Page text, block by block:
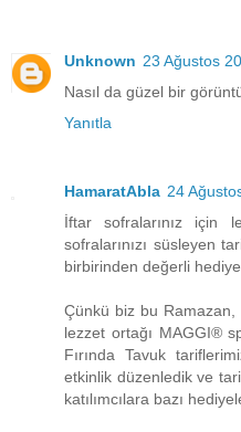
Unknown 23 Ağustos
Nasıl da güzel bir
Yanıtla
HamaratAbla 24
İftar sofralarınız için
sofralarınızı süsleyen
birbirinden değerli
Çünkü biz bu Ramazan,
lezzet ortağı MAGGI®
Fırında Tavuk
etkinlik düzenledik ve
katılımcılara bazı